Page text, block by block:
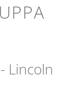
Lincoln